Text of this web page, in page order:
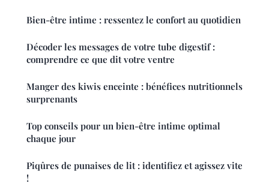
Bien-être intime : ressentez le confort au quotidien
Décoder les messages de votre tube digestif :
comprendre ce que dit votre ventre
Manger des kiwis enceinte : bénéfices nutritionnels
surprenants
Top conseils pour un bien-être intime optimal
chaque jour
Piqûres de punaises de lit : identifiez et agissez vite
!